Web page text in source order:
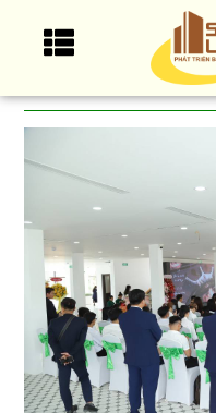
Tin Tức -